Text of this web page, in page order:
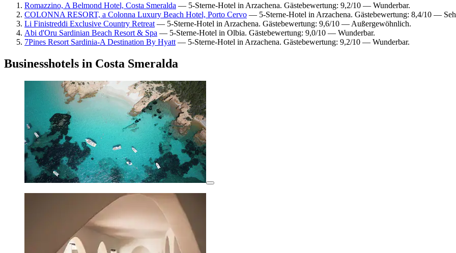
Romazzino, A Belmond Hotel, Costa Smeralda — 5-Sterne-Hotel in Arzachena. Gästebewertung: 9,2/10 — Wunderbar.
COLONNA RESORT, a Colonna Luxury Beach Hotel, Porto Cervo — 5-Sterne-Hotel in Arzachena. Gästebewertung: 8,4/10 —
Li Finistreddi Exclusive Country Retreat — 5-Sterne-Hotel in Arzachena. Gästebewertung: 9,6/10 — Außergewöhnlich.
Abi d'Oru Sardinian Beach Resort & Spa — 5-Sterne-Hotel in Olbia. Gästebewertung: 9,0/10 — Wunderbar.
7Pines Resort Sardinia-A Destination By Hyatt — 5-Sterne-Hotel in Arzachena. Gästebewertung: 9,2/10 — Wunderbar.
Businesshotels in Costa Smeralda